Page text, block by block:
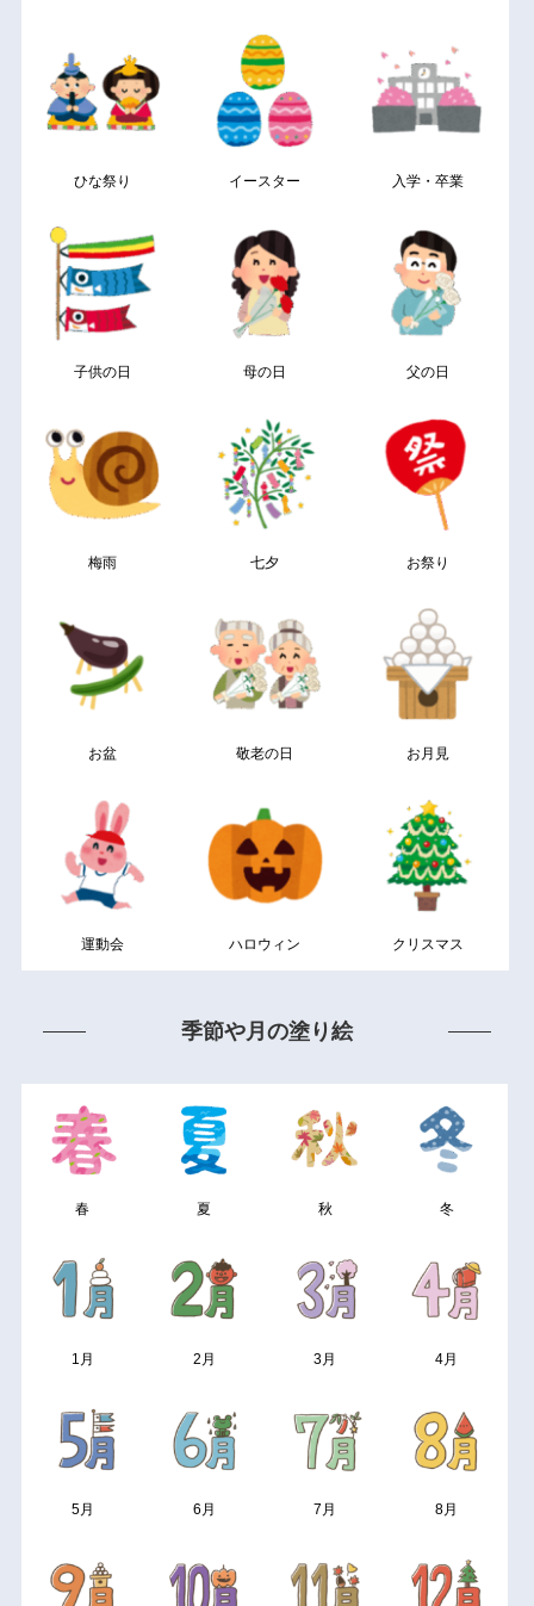
ひな祭り イースター 入学・卒業
子供の日 母の日 父の日
梅雨 七夕 お祭り
お盆 敬老の日 お月見
運動会 ハロウィン クリスマス
季節や月の塗り絵
春 夏 秋 冬
1月 2月 3月 4月
5月 6月 7月 8月